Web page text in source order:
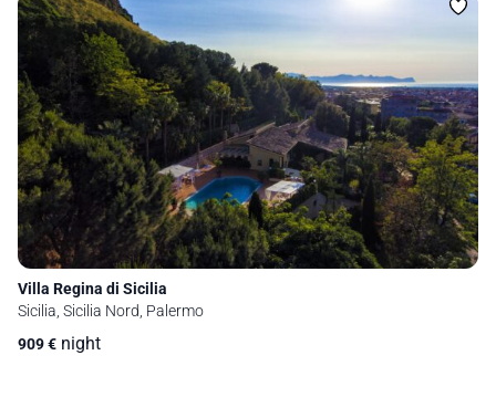
Villa Regina di Sicilia
Sicilia, Sicilia Nord, Palermo
909€ night